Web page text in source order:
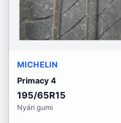
MICHELIN
Primacy 4
195/65R15
Nyári gumi